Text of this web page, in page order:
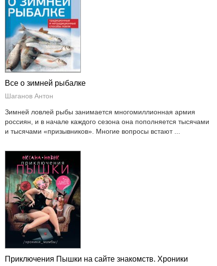
Все о зимней рыбалке
Шаганов Антон
Зимней ловлей рыбы занимается многомиллионная армия
россиян, и в начале каждого сезона она пополняется тысячами
и тысячами «призывников». Многие вопросы встают ...
Приключения Пышки на сайте знакомств. Хроники